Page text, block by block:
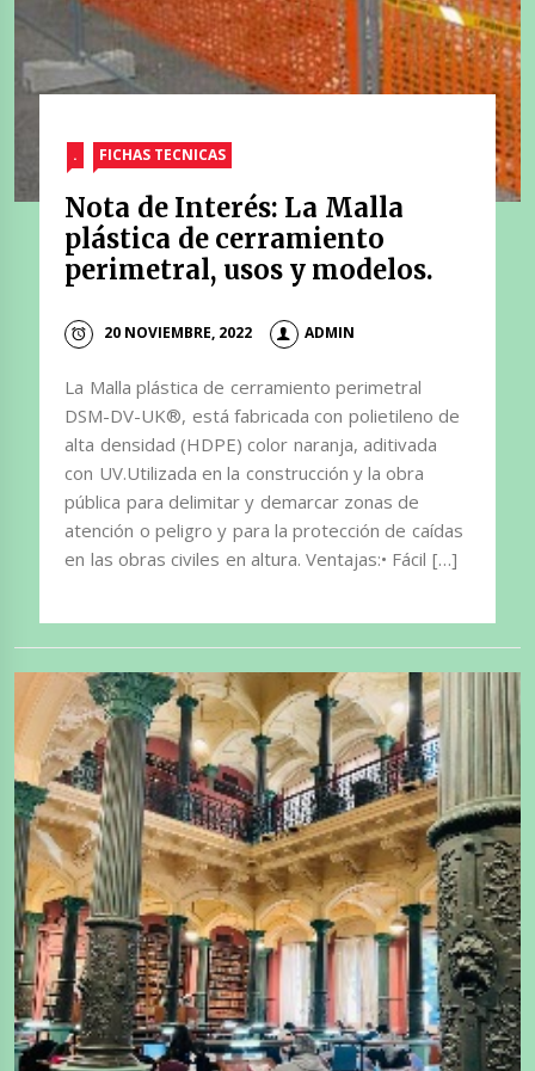
. FICHAS TECNICAS
Nota de Interés: La Malla
plástica de cerramiento
perimetral, usos y modelos.
20 NOVIEMBRE, 2022 ADMIN
La Malla plástica de cerramiento perimetral
DSM-DV-UK®, está fabricada con polietileno de
alta densidad (HDPE) color naranja, aditivada
con UV.Utilizada en la construcción y la obra
pública para delimitar y demarcar zonas de
atención o peligro y para la protección de caídas
en las obras civiles en altura. Ventajas:• Fácil […]